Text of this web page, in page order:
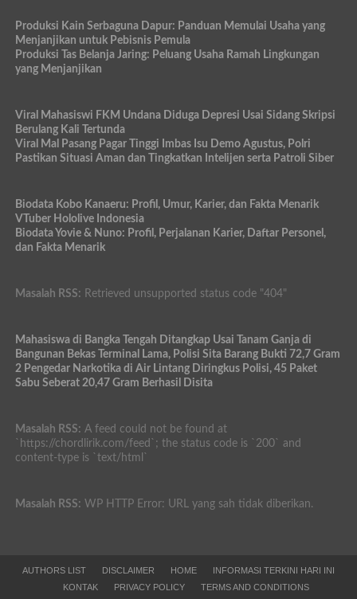
Produksi Kain Serbaguna Dapur: Panduan Memulai Usaha yang
Menjanjikan untuk Pebisnis Pemula
Produksi Tas Belanja Jaring: Peluang Usaha Ramah Lingkungan
yang Menjanjikan
Viral Mahasiswi FKM Undana Diduga Depresi Usai Sidang Skripsi
Berulang Kali Tertunda
Viral Mal Pasang Pagar Tinggi Imbas Isu Demo Agustus, Polri
Pastikan Situasi Aman dan Tingkatkan Intelijen serta Patroli Siber
Biodata Kobo Kanaeru: Profil, Umur, Karier, dan Fakta Menarik
VTuber Hololive Indonesia
Biodata Yovie & Nuno: Profil, Perjalanan Karier, Daftar Personel,
dan Fakta Menarik
Masalah RSS: Retrieved unsupported status code "404"
Mahasiswa di Bangka Tengah Ditangkap Usai Tanam Ganja di
Bangunan Bekas Terminal Lama, Polisi Sita Barang Bukti 72,7 Gram
2 Pengedar Narkotika di Air Lintang Diringkus Polisi, 45 Paket
Sabu Seberat 20,47 Gram Berhasil Disita
Masalah RSS: A feed could not be found at
`https://chordlirik.com/feed`; the status code is `200` and
content-type is `text/html`
Masalah RSS: WP HTTP Error: URL yang sah tidak diberikan.
AUTHORS LIST DISCLAIMER HOME
INFORMASI TERKINI HARI INI
KONTAK
PRIVACY POLICY TERMS AND CONDITIONS